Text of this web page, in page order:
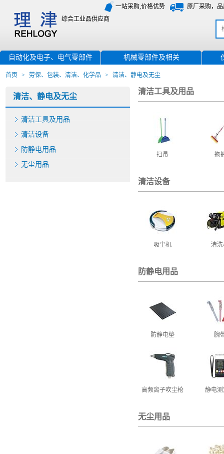
一站采购,价格优势
原厂采购，
综合工业品供应商
自动化及电子、电气零部件 机械零部件及相关
首页 > 劳保、包装、清洁、化学品 > 清洁、静电及无尘
清洁、静电及无尘
清洁工具及用品
清洁设备
防静电用品
无尘用品
清洁工具及用品
扫帚 拖
清洁设备
吸尘机 清
防静电用品
防静电垫 腕
高频离子吹尘枪 静电
无尘用品